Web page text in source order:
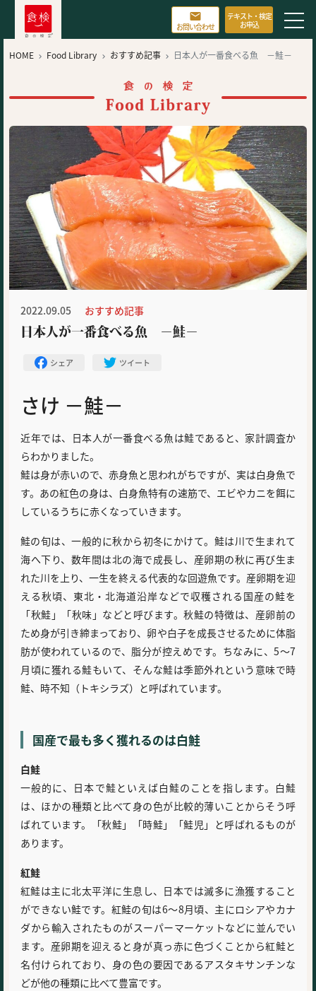

お問い合わせ
テキスト・検定
お申込
HOME  Food Library  おすすめ記事  日本人が一番食べる魚 －鮭－
2022.09.05 おすすめ記事
日本人が一番食べる魚 －鮭－
シェア ツイート
さけ －鮭－
近年では、日本人が一番食べる魚は鮭であると、家計調査か
らわかりました。
鮭は身が赤いので、赤身魚と思われがちですが、実は白身魚で
す。あの紅色の身は、白身魚特有の速筋で、エビやカニを餌に
しているうちに赤くなっていきます。
鮭の旬は、一般的に秋から初冬にかけて。鮭は川で生まれて
海へ下り、数年間は北の海で成長し、産卵期の秋に再び生ま
れた川を上り、一生を終える代表的な回遊魚です。産卵期を迎
える秋頃、東北・北海道沿岸などで収穫される国産の鮭を
「秋鮭」「秋味」などと呼びます。秋鮭の特徴は、産卵前の
ため身が引き締まっており、卵や白子を成長させるために体脂
肪が使われているので、脂分が控えめです。ちなみに、5～7
月頃に獲れる鮭もいて、そんな鮭は季節外れという意味で時
鮭、時不知（トキシラズ）と呼ばれています。
国産で最も多く獲れるのは白鮭
白鮭
一般的に、日本で鮭といえば白鮭のことを指します。白鮭
は、ほかの種類と比べて身の色が比較的薄いことからそう呼
ばれています。「秋鮭」「時鮭」「鮭児」と呼ばれるものが
あります。
紅鮭
紅鮭は主に北太平洋に生息し、日本では滅多に漁獲すること
ができない鮭です。紅鮭の旬は6～8月頃、主にロシアやカナ
ダから輸入されたものがスーパーマーケットなどに並んでい
ます。産卵期を迎えると身が真っ赤に色づくことから紅鮭と
名付けられており、身の色の要因であるアスタキサンチンな
どが他の種類に比べて豊富です。